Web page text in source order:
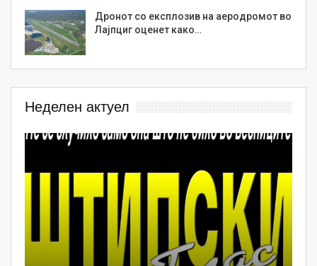
Дронот со експлозив на аеродромот во
Лајпциг оценет како…
Неделен актуел